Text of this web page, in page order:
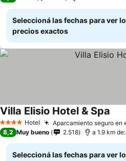
Seleccioná las fechas para ver
precios exactos
4 EstrellasHotel Aparcamiento seguro en
Villa Elisio Hotel & Spa
8,2 Muy bueno 2.518 a 1.9 km
Seleccioná las fechas para ver